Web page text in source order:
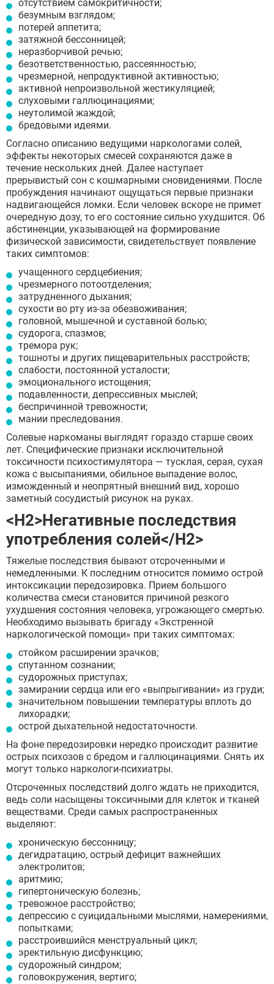
отсутствием самокритичности;
безумным взглядом;
потерей аппетита;
затяжной бессонницей;
неразборчивой речью;
безответственностью, рассеянностью;
чрезмерной, непродуктивной активностью;
активной непроизвольной жестикуляцией;
слуховыми галлюцинациями;
неутолимой жаждой;
бредовыми идеями.
Согласно описанию ведущими наркологами солей,
эффекты некоторых смесей сохраняются даже в
течение нескольких дней. Далее наступает
прерывистый сон с кошмарными сновидениями. После
пробуждения начинают ощущаться первые признаки
надвигающейся ломки. Если человек вскоре не примет
очередную дозу, то его состояние сильно ухудшится. Об
абстиненции, указывающей на формирование
физической зависимости, свидетельствует появление
таких симптомов:
учащенного сердцебиения;
чрезмерного потоотделения;
затрудненного дыхания;
сухости во рту из-за обезвоживания;
головной, мышечной и суставной болью;
судорога, спазмов;
тремора рук;
тошноты и других пищеварительных расстройств;
слабости, постоянной усталости;
эмоционального истощения;
подавленности, депрессивных мыслей;
беспричинной тревожности;
мании преследования.
Солевые наркоманы выглядят гораздо старше своих
лет. Специфические признаки исключительной
токсичности психостимулятора — тусклая, серая, сухая
кожа с высыпаниями, обильное выпадение волос,
изможденный и неопрятный внешний вид, хорошо
заметный сосудистый рисунок на руках.
<H2>Негативные последствия
употребления солей</H2>
Тяжелые последствия бывают отсроченными и
немедленными. К последним относится помимо острой
интоксикации передозировка. Прием большого
количества смеси становится причиной резкого
ухудшения состояния человека, угрожающего смертью.
Необходимо вызывать бригаду «Экстренной
наркологической помощи» при таких симптомах:
стойком расширении зрачков;
спутанном сознании;
судорожных приступах;
замирании сердца или его «выпрыгивании» из груди;
значительном повышении температуры вплоть до
лихорадки;
острой дыхательной недостаточности.
На фоне передозировки нередко происходит развитие
острых психозов с бредом и галлюцинациями. Снять их
могут только наркологи-психиатры.
Отсроченных последствий долго ждать не приходится,
ведь соли насыщены токсичными для клеток и тканей
веществами. Среди самых распространенных
выделяют:
хроническую бессонницу;
дегидратацию, острый дефицит важнейших
электролитов;
аритмию;
гипертоническую болезнь;
тревожное расстройство;
депрессию с суицидальными мыслями, намерениями,
попытками;
расстроившийся менструальный цикл;
эректильную дисфункцию;
судорожный синдром;
головокружения, вертиго;